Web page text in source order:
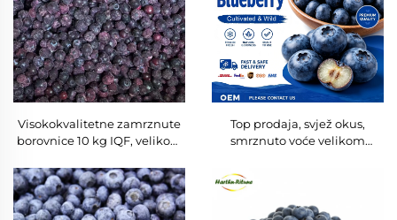
Visokokvalitetne zamrznute
borovnice 10 kg IQF, velikom
Top prodaja, svjež okus,
smrznuto voće velikom
borovnice visoke kvalitete